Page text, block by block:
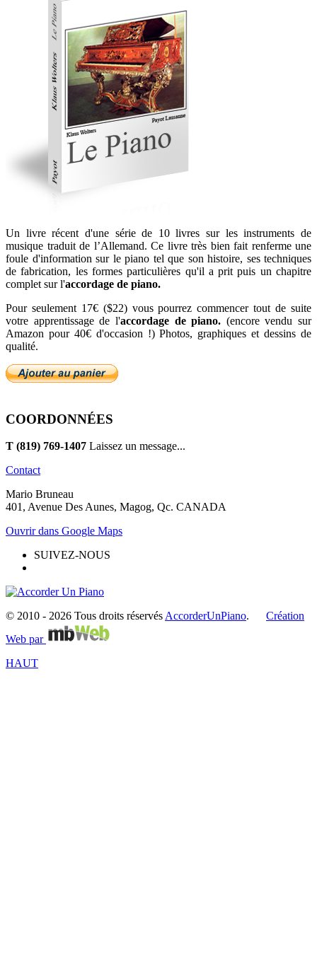
Un livre récent d'une série de 10 livres sur les instruments de
musique traduit de l’Allemand. Ce livre très bien fait renferme une
foule d'information sur le piano tel que son histoire, ses techniques
de fabrication, les formes particulières qu'il a prit puis un chapitre
complet sur l'accordage de piano.
Pour seulement 17€ ($22) vous pourrez commencer tout de suite
votre apprentissage de l'accordage de piano. (encore vendu sur
Amazon pour 40€ d'occasion !) Photos, graphiques et dessins de
qualité.
COORDONNÉES
T (819) 769-1407 Laissez un message...
Contact
Mario Bruneau
401, Avenue Des Aunes, Magog, Qc. CANADA
Ouvrir dans Google Maps
SUIVEZ-NOUS
© 2010 - 2026 Tous droits réservésAccorderUnPiano. Création
Web par
HAUT